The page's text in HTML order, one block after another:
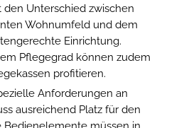
Unterschied zwischen
Wohnumfeld und dem
Einrichtung.
Pflegegrad können zudem
profitieren.
Anforderungen an
ausreichend Platz für den